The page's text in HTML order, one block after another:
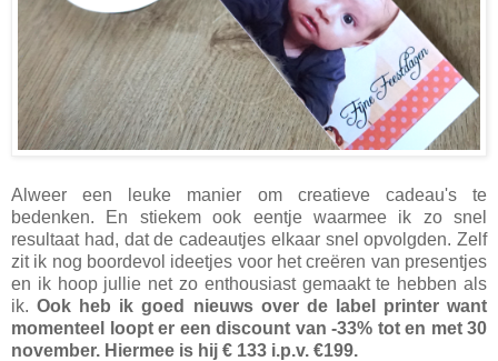
Alweer een leuke manier om creatieve cadeau's te
bedenken. En stiekem ook eentje waarmee ik zo snel
resultaat had, dat de cadeautjes elkaar snel opvolgden. Zelf
zit ik nog boordevol ideetjes voor het creëren van presentjes
en ik hoop jullie net zo enthousiast gemaakt te hebben als
ik.Ook heb ik goed nieuws over de label printer want
momenteel loopt er een discount van -33% tot en met 30
november. Hiermee is hij € 133 i.p.v. €199.